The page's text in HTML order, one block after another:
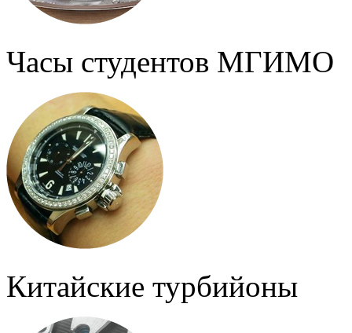
Часы студентов МГИМО
Китайские турбийоны